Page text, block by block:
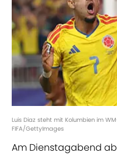
Luis Diaz steht mit Kolumbien im
FIFA/GettyImages
Am Dienstagabend